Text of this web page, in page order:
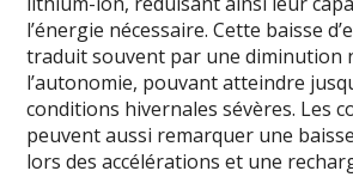
l’énergie nécessaire. Cette baisse
traduit souvent par une diminution
l’autonomie, pouvant atteindre
conditions hivernales sévères. Les
peuvent aussi remarquer une
lors des accélérations et une